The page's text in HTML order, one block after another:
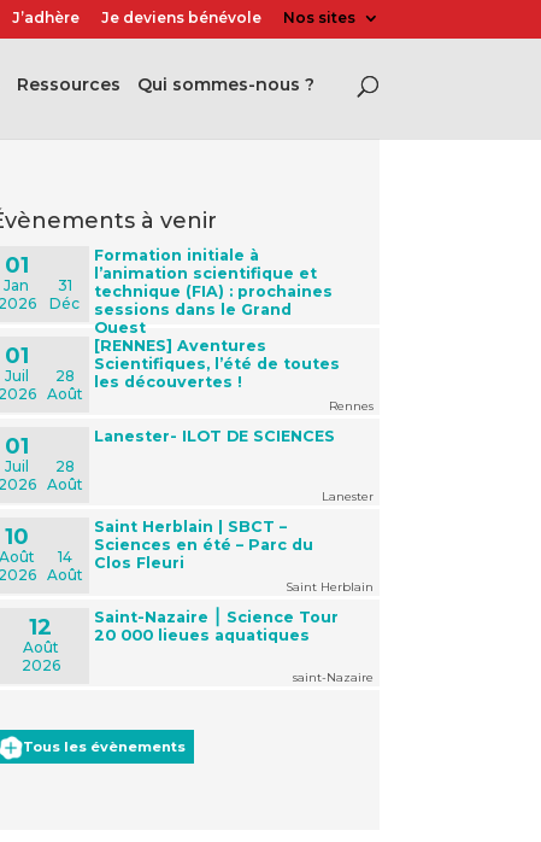
J’adhère Je deviens bénévole Nos sites
Ressources Qui sommes-nous ?
évènements à venir
01
Jan
2026
31
Déc
Formation initiale à
l’animation scientifique et
technique (FIA) : prochaines
sessions dans le Grand
Ouest
01
Juil
2026
28
Août
[RENNES] Aventures
Scientifiques, l’été de toutes
les découvertes !
Rennes
01
Juil
2026
28
Août
Lanester- ILOT DE SCIENCES
Lanester
10
Août
2026
14
Août
Saint Herblain | SBCT –
Sciences en été – Parc du
Clos Fleuri
Saint Herblain
12
Août
2026
Saint-Nazaire ⎮ Science Tour
20 000 lieues aquatiques
saint-Nazaire
Tous les évènements